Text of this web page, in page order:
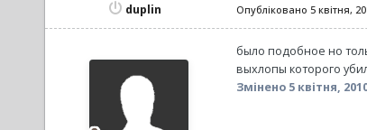
duplin Опубліковано 5 квітня,
было подобное но
выхлопы которого
Змінено 5 квітня,